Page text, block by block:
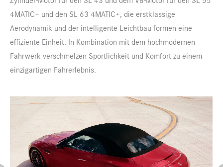
4MATIC+ und den SL 63 4MATIC+, die erstklassige
Aerodynamik und der intelligente Leichtbau formen eine
effiziente Einheit. In Kombination mit dem hochmodernen
Fahrwerk verschmelzen Sportlichkeit und Komfort zu einem
einzigartigen Fahrerlebnis.